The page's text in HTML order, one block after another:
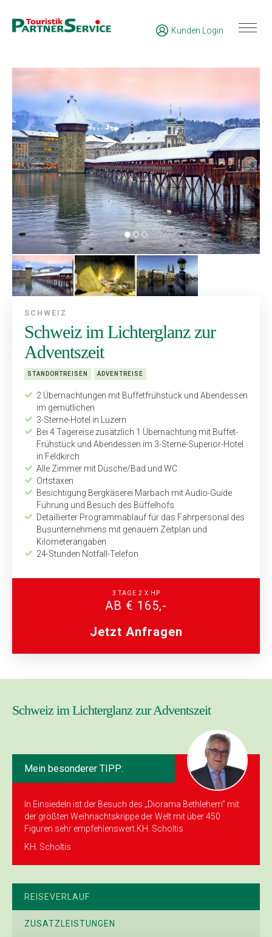
Kunden Login
SCHWEIZ
Schweiz im Lichterglanz zur
Adventszeit
STANDORTREISEN ADVENTREISE
2 Übernachtungen mit Buffet­frühstück und Abendessen
im gemütlichen
3-Sterne-Hotel in Luzern
Bei 4 Tagereise zusätzlich 1 Übernachtung mit Buffet-
Frühstück und Abendessen im 3-Sterne-Superior-Hotel
in Feldkirch
Alle Zimmer mit Dusche/Bad und WC
Ortstaxen
Besichtigung Bergkäserei Marbach mit Audio-Guide
Führung und Besuch des Büffelhofs
Detaillierter Programmablauf für das Fahrpersonal des
Bus­unternehmens mit genauem Zeitplan und
Kilometerangaben
24-Stunden Notfall-Telefon
3 TAGE 2 X HP
AB € 165,-
Jetzt Anfragen
Schweiz im Lichterglanz zur Adventszeit
Mein besonderer TIPP:
In Einsiedeln ist der ­Besuch des „Diorama Bethlehem” mit
der größten Weihnachtskrippe der Welt mit über 450
Figuren sehr empfehlenswert.KH. Scholtis
KH. Scholtis
REISEVERLAUF
ZUSATZLEISTUNGEN